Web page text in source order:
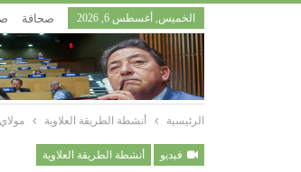
الخميس, أغسطس 6, 2026 صحافة
الرئيسية أنشطة الطريقة العلاوية
فيديو أنشطة الطريقة العلاوية